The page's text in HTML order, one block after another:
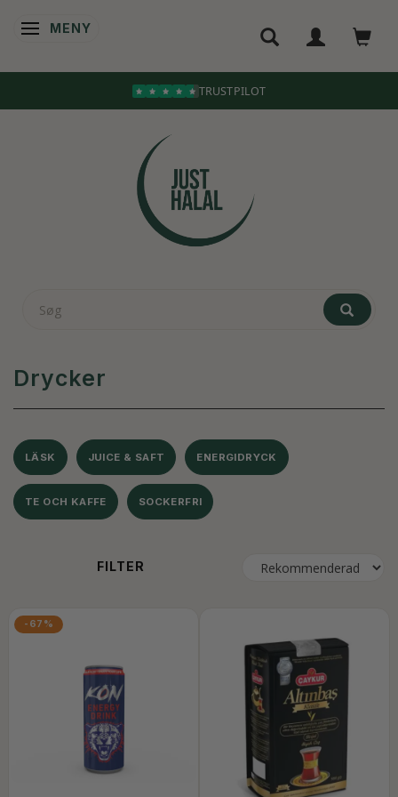
ÄNDRA NAVIGERING
MENY
Drycker
LÄSK JUICE & SAFT ENERGIDRYCK
TE OCH KAFFE SOCKERFRI
FILTER
-67%